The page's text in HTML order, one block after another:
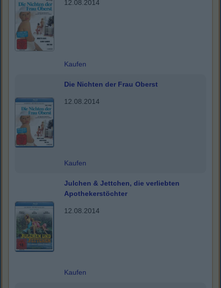
12.08.2014
Kaufen
Die Nichten der Frau Oberst
12.08.2014
Kaufen
Julchen & Jettchen, die verliebten
Apothekerstöchter
12.08.2014
Kaufen